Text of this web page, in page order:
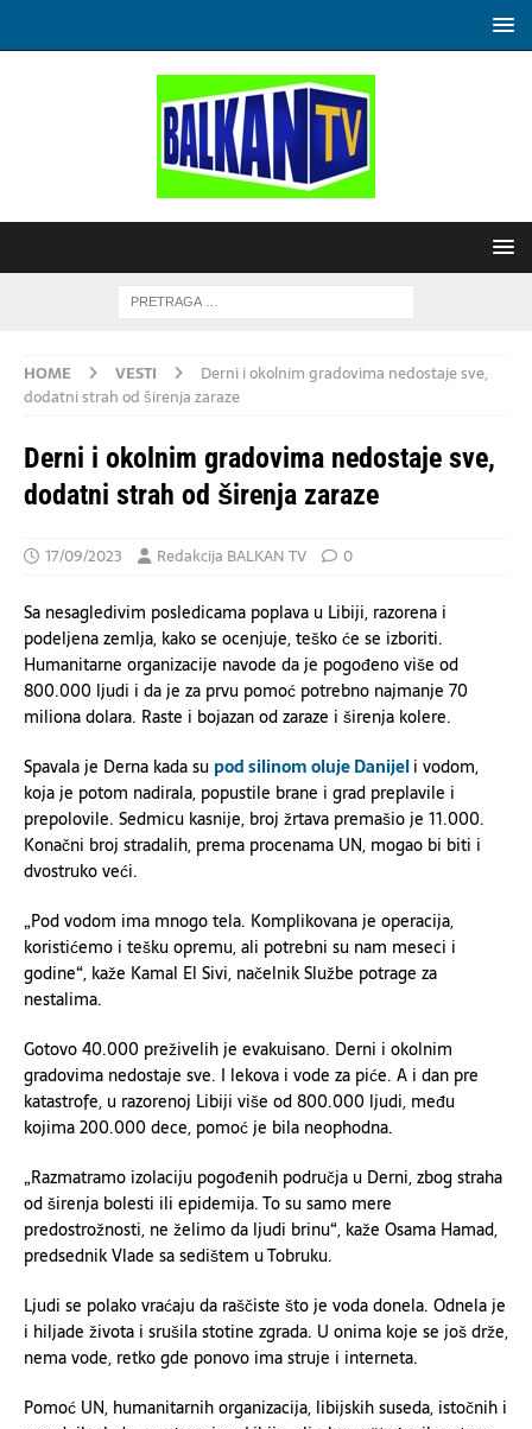
HOME VESTI
Derni i okolnim gradovima nedostaje sve,
dodatni strah od širenja zaraze
Derni i okolnim gradovima nedostaje sve,
dodatni strah od širenja zaraze
17/09/2023 Redakcija BALKAN TV 0
Sa nesagledivim posledicama poplava u Libiji, razorena i
podeljena zemlja, kako se ocenjuje, teško će se izboriti.
Humanitarne organizacije navode da je pogođeno više od
800.000 ljudi i da je za prvu pomoć potrebno najmanje 70
miliona dolara. Raste i bojazan od zaraze i širenja kolere.
Spavala je Derna kada su pod silinom oluje Danijeli vodom,
koja je potom nadirala, popustile brane i grad preplavile i
prepolovile. Sedmicu kasnije, broj žrtava premašio je 11.000.
Konačni broj stradalih, prema procenama UN, mogao bi biti i
dvostruko veći.
„Pod vodom ima mnogo tela. Komplikovana je operacija,
koristićemo i tešku opremu, ali potrebni su nam meseci i
godine“, kaže Kamal El Sivi, načelnik Službe potrage za
nestalima.
Gotovo 40.000 preživelih je evakuisano. Derni i okolnim
gradovima nedostaje sve. I lekova i vode za piće. A i dan pre
katastrofe, u razorenoj Libiji više od 800.000 ljudi, među
kojima 200.000dece, pomoć je bila neophodna.
„Razmatramo izolaciju pogođenih područja u Derni, zbog straha
od širenja bolesti ili epidemija. To su samo mere
predostrožnosti, ne želimo da ljudi brinu“, kaže Osama Hamad,
predsednik Vlade sa sedištem u Tobruku.
Ljudi se polako vraćaju da raščiste što je voda donela. Odnela je
i hiljade života i srušila stotine zgrada. U onima koje se još drže,
nema vode, retko gde ponovo ima struje i interneta.
Pomoć UN, humanitarnih organizacija, libijskih suseda, istočnih i